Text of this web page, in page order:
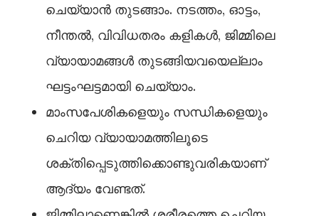
ചെയ്യാൻ തുടങ്ങാം. നടത്തം, ഓട്ടം,
നീന്തല്‍, വിവിധതരം കളികള്‍, ജിമ്മിലെ
വ്യായാമങ്ങള്‍ തുടങ്ങിയവയെല്ലാം
ഘട്ടംഘട്ടമായി ചെയ്യാം.
മാംസപേശികളെയും സന്ധികളെയും
ചെറിയ വ്യായാമത്തിലൂടെ
ശക്തിപ്പെടുത്തിക്കൊണ്ടുവരികയാണ്
ആദ്യം വേണ്ടത്.